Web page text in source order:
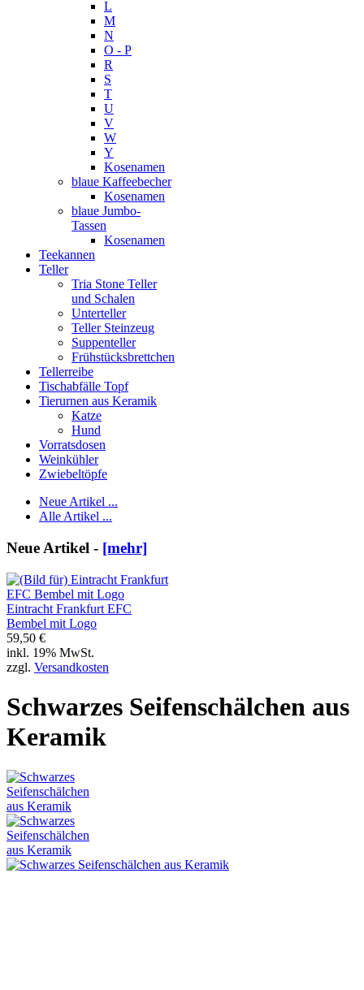
L
M
N
O - P
R
S
T
U
V
W
Y
Kosenamen
blaue Kaffeebecher
Kosenamen
blaue Jumbo-
Tassen
Kosenamen
Teekannen
Teller
Tria Stone Teller
und Schalen
Unterteller
Teller Steinzeug
Suppenteller
Frühstücksbrettchen
Tellerreibe
Tischabfälle Topf
Tierurnen aus Keramik
Katze
Hund
Vorratsdosen
Weinkühler
Zwiebeltöpfe
Neue Artikel ...
Alle Artikel ...
Neue Artikel - [mehr]
Eintracht Frankfurt EFC
Bembel mit Logo
59,50 €
inkl. 19% MwSt.
zzgl. Versandkosten
Schwarzes Seifenschälchen aus
Keramik